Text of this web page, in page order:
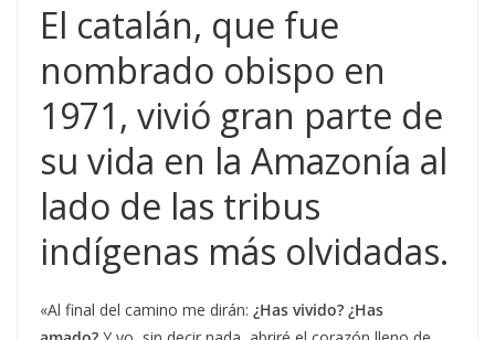
El catalán, que fue
nombrado obispo en
1971, vivió gran parte de
su vida en la Amazonía al
lado de las tribus
indígenas más olvidadas.
«Al final del camino me dirán: ¿Has vivido? ¿Has